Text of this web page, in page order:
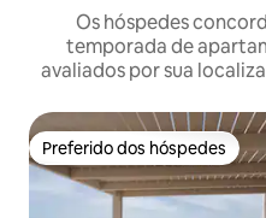
Os hóspedes
temporada de
avaliados por sua
Preferido dos hóspedes
Preferido dos hóspedes